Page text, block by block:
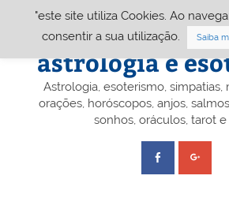
Portal A&E –
astrologia e
Astrologia, esoterismo, simpatias,
orações, horóscopos, anjos,
sonhos, oráculos, tarot e
"este site utiliza Cookies. Ao
consentir a sua utilização.
Saiba